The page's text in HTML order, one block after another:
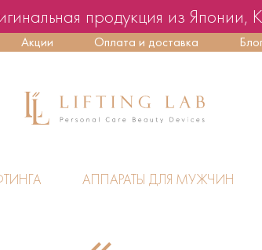
продукция из Японии,
Акции Оплата и доставка
АППАРАТЫ ДЛЯ МУЖЧИН